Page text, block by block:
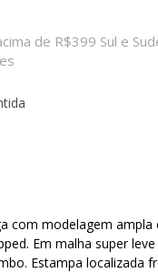
de R$399 Sul e
com modelagem ampla
Em malha super
Estampa localizada